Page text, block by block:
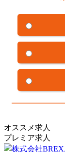
オススメ求人
プレミア求人